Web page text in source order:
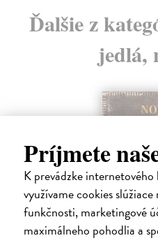
Príjmete
K prevádzke
využívame cookies
funkčnosti, marketingové
maximálneho pohodlia a
Ďalšie z
jedlá,